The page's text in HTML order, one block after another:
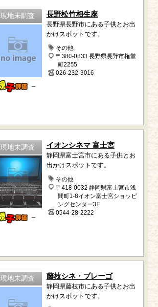
現地未調査
－
長野松竹相生座
長野県長野市にある子供とお出
かけスポットです。
その他
〒380-0833 長野県長野市権堂
町2255
026-232-3016
現地未調査
－
イオンシネマ 富士宮
静岡県富士宮市にある子供とお
出かけスポットです。
その他
〒418-0032 静岡県富士宮市浅
間町1-8イオン富士宮ショッピ
ングセンター3F
0544-28-2222
現地未調査 藤枝シネ・ブレーゴ
静岡県藤枝市にある子供とお出
かけスポットです。